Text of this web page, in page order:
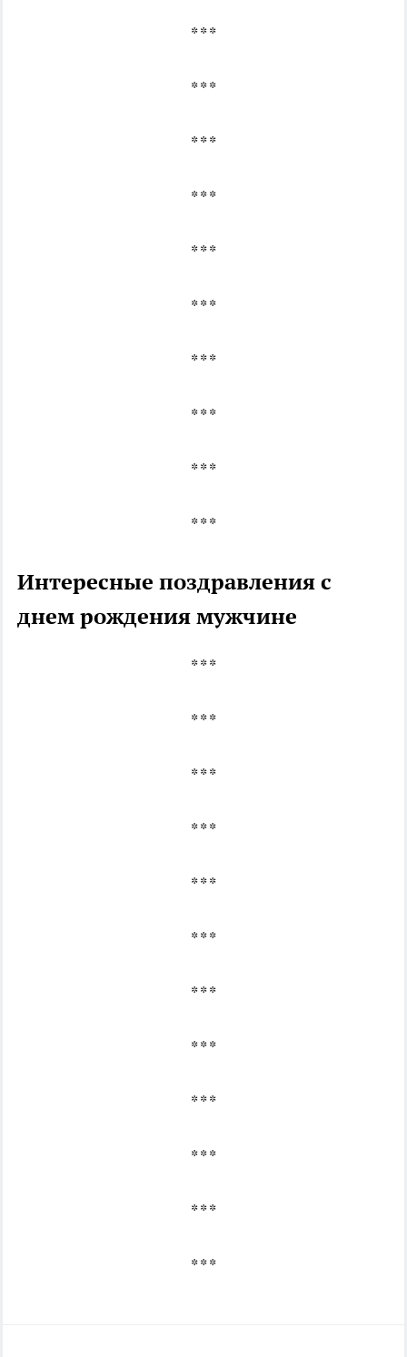
* * *
* * *
* * *
* * *
* * *
* * *
* * *
* * *
* * *
* * *
Интересные поздравления с
днем рождения мужчине
* * *
* * *
* * *
* * *
* * *
* * *
* * *
* * *
* * *
* * *
* * *
* * *